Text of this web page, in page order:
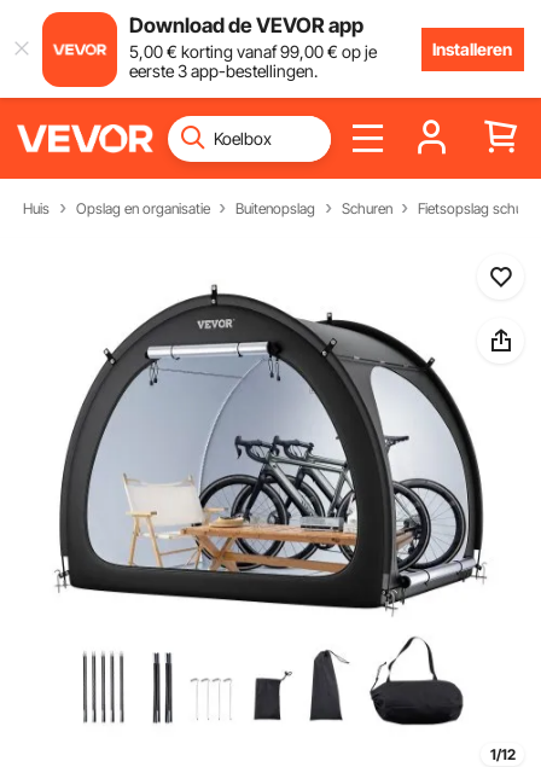
Download de VEVOR app
5,00€ korting vanaf99,00€ op je
eerste 3 app-bestellingen.
Installeren
Huis Opslag en organisatie Buitenopslag Schuren Fietsopslag
1/12